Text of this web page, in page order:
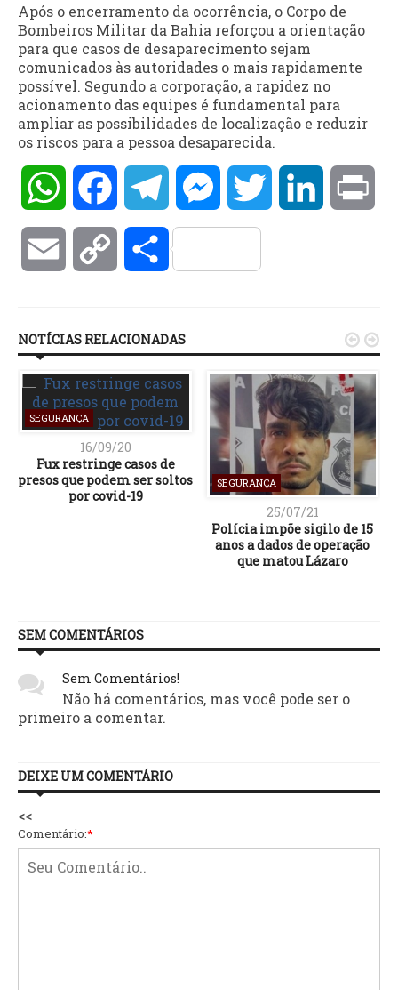
Após o encerramento da ocorrência, o Corpo de
Bombeiros Militar da Bahia reforçou a orientação
para que casos de desaparecimento sejam
comunicados às autoridades o mais rapidamente
possível. Segundo a corporação, a rapidez no
acionamento das equipes é fundamental para
ampliar as possibilidades de localização e reduzir
os riscos para a pessoa desaparecida.
WhatsAppFacebookTelegramMessengerTwitter LinkedIn
Email Copy Compartilhar
NOTÍCIAS RELACIONADAS
SEGURANÇA
16/09/20
Fux restringe casos de
presos que podem ser soltos
por covid-19
SEGURANÇA
25/07/21
Polícia impõe sigilo de 15
anos a dados de operação
que matou Lázaro
 
SEM COMENTÁRIOS
Sem Comentários!
Não há comentários, mas você pode ser o
primeiro a comentar.
DEIXE UM COMENTÁRIO
<<
Comentário:*